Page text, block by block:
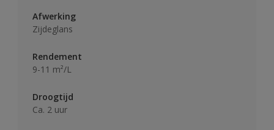
Afwerking
Zijdeglans
Rendement
9-11 m²/L
Droogtijd
Ca. 2 uur